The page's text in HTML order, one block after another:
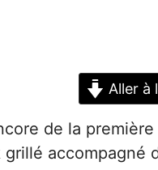
Aller à
de la première
grillé accompagné